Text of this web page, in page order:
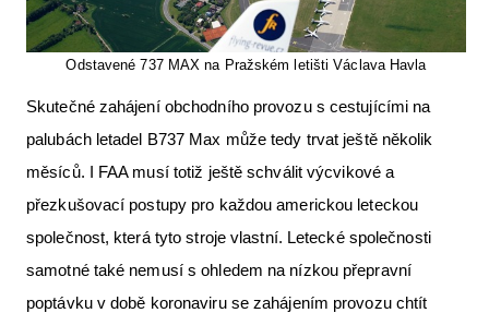
Odstavené 737 MAX na Pražském letišti Václava Havla
Skutečné zahájení obchodního provozu s cestujícími na
palubách letadel B737 Max může tedy trvat ještě několik
měsíců. I FAA musí totiž ještě schválit výcvikové a
přezkušovací postupy pro každou americkou leteckou
společnost, která tyto stroje vlastní. Letecké společnosti
samotné také nemusí s ohledem na nízkou přepravní
poptávku v době koronaviru se zahájením provozu chtít